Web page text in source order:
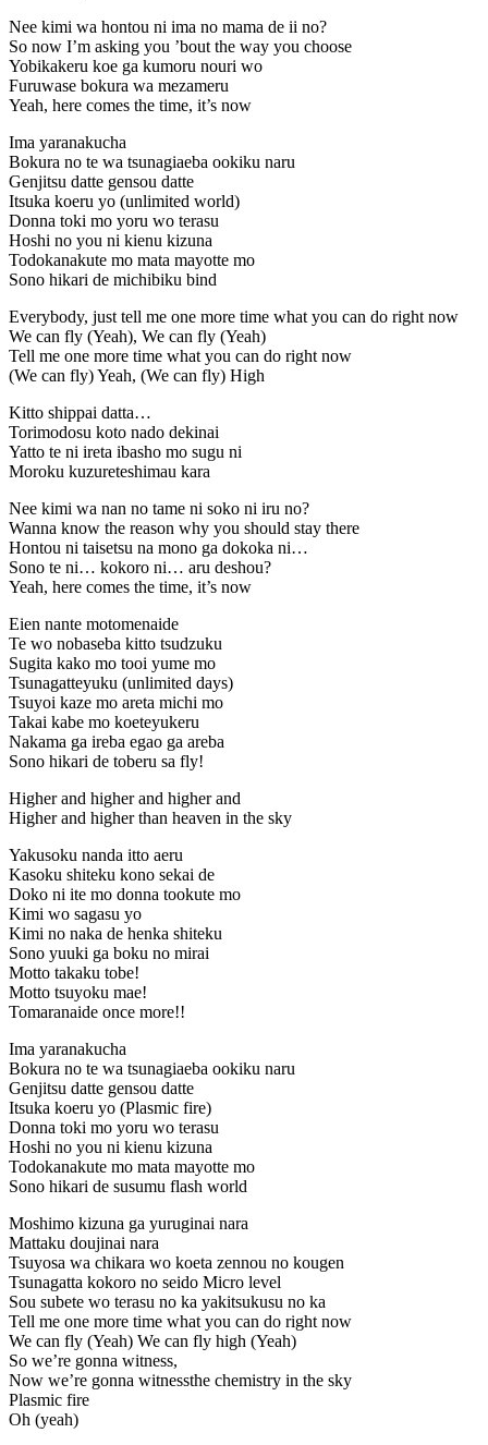
Nee kimi wa hontou ni ima no mama de ii no?
So now I’m asking you ’bout the way you choose
Yobikakeru koe ga kumoru nouri wo
Furuwase bokura wa mezameru
Yeah, here comes the time, it’s now
Ima yaranakucha
Bokura no te wa tsunagiaeba ookiku naru
Genjitsu datte gensou datte
Itsuka koeru yo (unlimited world)
Donna toki mo yoru wo terasu
Hoshi no you ni kienu kizuna
Todokanakute mo mata mayotte mo
Sono hikari de michibiku bind
Everybody, just tell me one more time what you can do right now
We can fly (Yeah), We can fly (Yeah)
Tell me one more time what you can do right now
(We can fly) Yeah, (We can fly) High
Kitto shippai datta…
Torimodosu koto nado dekinai
Yatto te ni ireta ibasho mo sugu ni
Moroku kuzureteshimau kara
Nee kimi wa nan no tame ni soko ni iru no?
Wanna know the reason why you should stay there
Hontou ni taisetsu na mono ga dokoka ni…
Sono te ni… kokoro ni… aru deshou?
Yeah, here comes the time, it’s now
Eien nante motomenaide
Te wo nobaseba kitto tsudzuku
Sugita kako mo tooi yume mo
Tsunagatteyuku (unlimited days)
Tsuyoi kaze mo areta michi mo
Takai kabe mo koeteyukeru
Nakama ga ireba egao ga areba
Sono hikari de toberu sa fly!
Higher and higher and higher and
Higher and higher than heaven in the sky
Yakusoku nanda itto aeru
Kasoku shiteku kono sekai de
Doko ni ite mo donna tookute mo
Kimi wo sagasu yo
Kimi no naka de henka shiteku
Sono yuuki ga boku no mirai
Motto takaku tobe!
Motto tsuyoku mae!
Tomaranaide once more!!
Ima yaranakucha
Bokura no te wa tsunagiaeba ookiku naru
Genjitsu datte gensou datte
Itsuka koeru yo (Plasmic fire)
Donna toki mo yoru wo terasu
Hoshi no you ni kienu kizuna
Todokanakute mo mata mayotte mo
Sono hikari de susumu flash world
Moshimo kizuna ga yuruginai nara
Mattaku doujinai nara
Tsuyosa wa chikara wo koeta zennou no kougen
Tsunagatta kokoro no seido Micro level
Sou subete wo terasu no ka yakitsukusu no ka
Tell me one more time what you can do right now
We can fly (Yeah) We can fly high (Yeah)
So we’re gonna witness,
Now we’re gonna witnessthe chemistry in the sky
Plasmic fire
Oh (yeah)